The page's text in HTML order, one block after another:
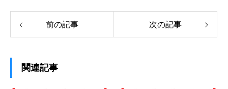
前の記事 次の記事
関連記事